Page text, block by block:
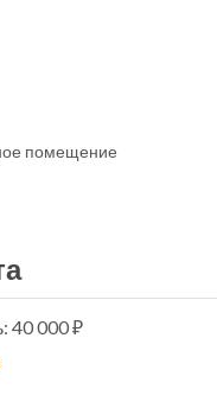
помещение
40 000 ₽